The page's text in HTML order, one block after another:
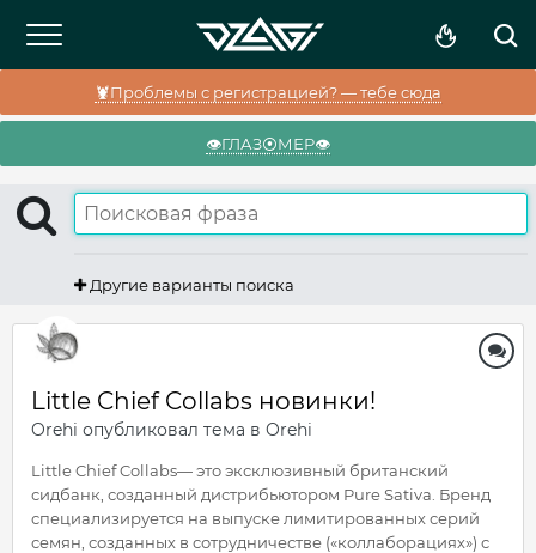
🦞Проблемы с регистрацией? — тебе сюда
👁️ГЛАЗ⦿МЕР👁️
Другие варианты поиска
Little Chief Collabs новинки!
Orehi опубликовал тема в Orehi
Little Chief Collabs— это эксклюзивный британский
сидбанк, созданный дистрибьютором Pure Sativa. Бренд
специализируется на выпуске лимитированных серий
семян, созданных в сотрудничестве («коллаборациях») с